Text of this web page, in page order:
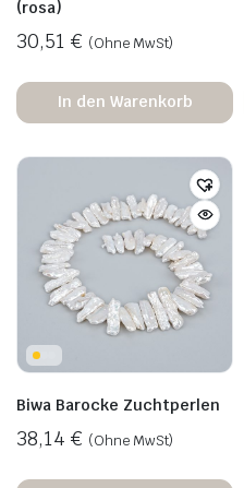
(rosa)
30,51 € (Ohne MwSt)
In den Warenkorb
Biwa Barocke Zuchtperlen
38,14 € (Ohne MwSt)